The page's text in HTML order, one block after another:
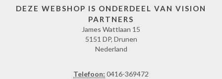
DEZE WEBSHOP IS ONDERDEEL VAN VISION
PARTNERS
James Wattlaan 15
5151 DP, Drunen
Nederland
Telefoon: 0416-369472